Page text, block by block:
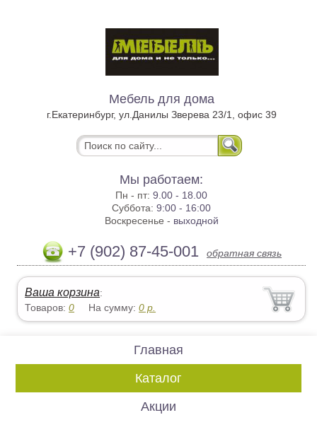
Мебель для дома
г.Екатеринбург, ул.Данилы Зверева 23/1, офис 39
Мы работаем:
Пн - пт:9.00 - 18.00
Суббота:9:00 - 16:00
Воскресенье - выходной
+7 (902) 87-45-001 обратная связь
Ваша корзина:
Товаров:0 На сумму:0 р.
Главная
Каталог
Акции